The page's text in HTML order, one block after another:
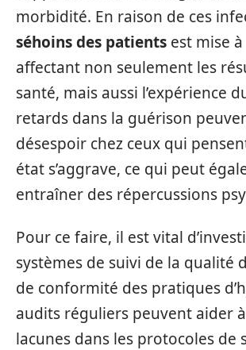
morbidité. En raison de ces
séhoins des patients est mise
affectant non seulement les
santé, mais aussi l’expérience
retards dans la guérison
désespoir chez ceux qui
état s’aggrave, ce qui peut
entraîner des répercussions
Pour ce faire, il est vital
systèmes de suivi de la qualité
de conformité des pratiques
audits réguliers peuvent aider
lacunes dans les protocoles de